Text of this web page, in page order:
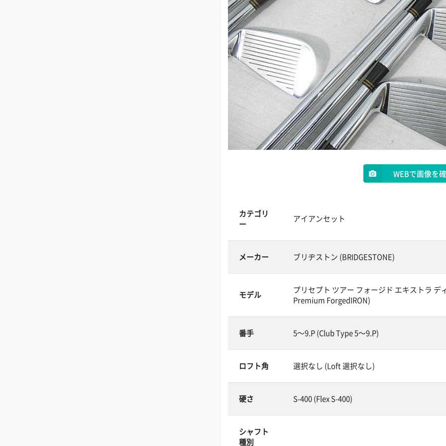
WEBで画像を
カテゴリ
ー
アイアンセット
メーカー ブリヂストン (BRIDGESTONE)
モデル
プリセプト ツアー フォージド エキストラ デ
Premium ForgedIRON)
番手 5～9.P (Club Type 5～9.P)
ロフト角 選択なし (Loft 選択なし)
硬さ S-400 (Flex S-400)
シャフト
種別